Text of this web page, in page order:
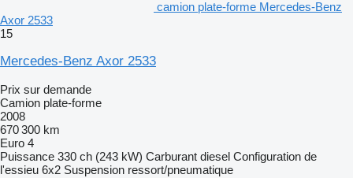
camion plate-forme Mercedes-Benz
Axor 2533
15
Mercedes-Benz Axor 2533
Prix sur demande
Camion plate-forme
2008
670 300 km
Euro 4
Puissance 330 ch (243 kW) Carburant diesel Configuration de
l'essieu 6x2 Suspension ressort/pneumatique